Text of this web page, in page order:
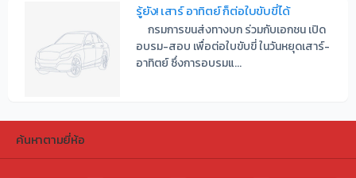
รู้ยัง! เสาร์ อาทิตย์ ก็ต่อใบขับขี่ได้
กรมการขนส่งทางบก ร่วมกับเอกชน เปิด
อบรม-สอบ เพื่อต่อใบขับขี่ ในวันหยุดเสาร์-
อาทิตย์ ซึ่งการอบรมแ...
ค้นหาตามยี่ห้อ